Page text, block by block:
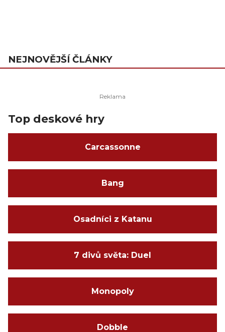
NEJNOVĚJŠÍ ČLÁNKY
Top deskové hry
Carcassonne
Bang
Osadníci z Katanu
7 divů světa: Duel
Monopoly
Dobble